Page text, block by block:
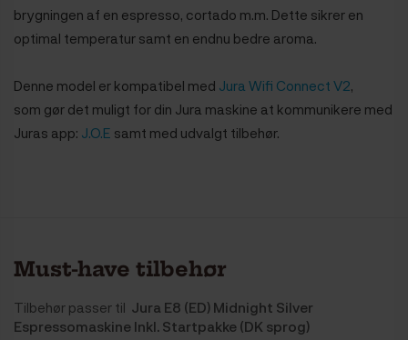
brygningen af en espresso, cortado m.m. Dette sikrer en
optimal temperatur samt en endnu bedre aroma.
Denne model er kompatibel med Jura Wifi Connect V2,
som gør det muligt for din Jura maskine at kommunikere med
Juras app: J.O.E samt med udvalgt tilbehør.
Must-have tilbehør
Tilbehør passer til Jura E8 (ED) Midnight Silver
Espressomaskine Inkl. Startpakke (DK sprog)